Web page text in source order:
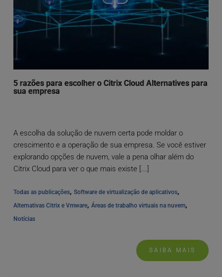
5 razões para escolher o Citrix Cloud Alternatives para
sua empresa
A escolha da solução de nuvem certa pode moldar o
crescimento e a operação de sua empresa. Se você estiver
explorando opções de nuvem, vale a pena olhar além do
Citrix Cloud para ver o que mais existe [...]
Todas as publicações, Software de virtualização de aplicativos
Alternativas Citrix e Vmware, Áreas de trabalho virtuais na nuvem
Notícias
SAIBA MAIS